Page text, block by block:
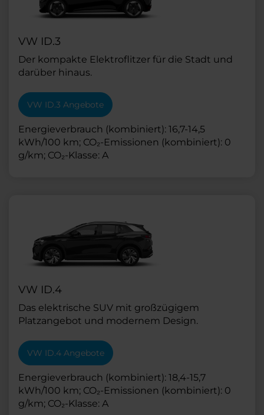
VW ID.3
Der kompakte Elektroflitzer für die Stadt und
darüber hinaus.
VW ID.3 Angebote
Energieverbrauch (kombiniert): 16,7-14,5
kWh/100 km; CO₂-Emissionen (kombiniert): 0
g/km; CO₂-Klasse: A
VW ID.4
Das elektrische SUV mit großzügigem
Platzangebot und modernem Design.
VW ID.4 Angebote
Energieverbrauch (kombiniert): 18,4-15,7
kWh/100 km; CO₂-Emissionen (kombiniert): 0
g/km; CO₂-Klasse: A